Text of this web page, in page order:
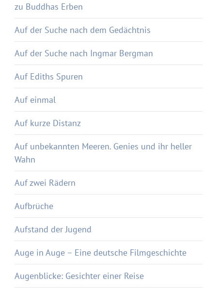
zu Buddhas Erben
Auf der Suche nach dem Gedächtnis
Auf der Suche nach Ingmar Bergman
Auf Ediths Spuren
Auf einmal
Auf kurze Distanz
Auf unbekannten Meeren. Genies und ihr heller
Wahn
Auf zwei Rädern
Aufbrüche
Aufstand der Jugend
Auge in Auge – Eine deutsche Filmgeschichte
Augenblicke: Gesichter einer Reise